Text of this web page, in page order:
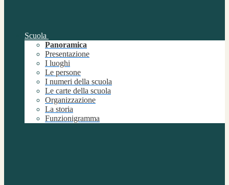
Scuola
Panoramica
Presentazione
I luoghi
Le persone
I numeri della scuola
Le carte della scuola
Organizzazione
La storia
Funzionigramma